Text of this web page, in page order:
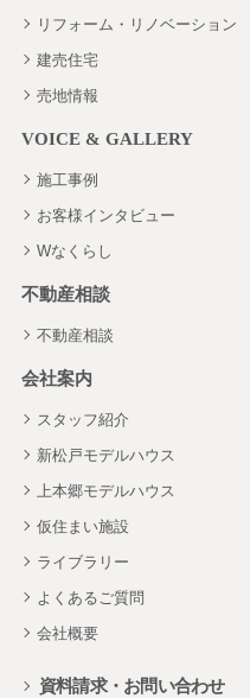
リフォーム・リノベーション
建売住宅
売地情報
VOICE & GALLERY
施工事例
お客様インタビュー
Wなくらし
不動産相談
不動産相談
会社案内
スタッフ紹介
新松戸モデルハウス
上本郷モデルハウス
仮住まい施設
ライブラリー
よくあるご質問
会社概要
資料請求・お問い合わせ